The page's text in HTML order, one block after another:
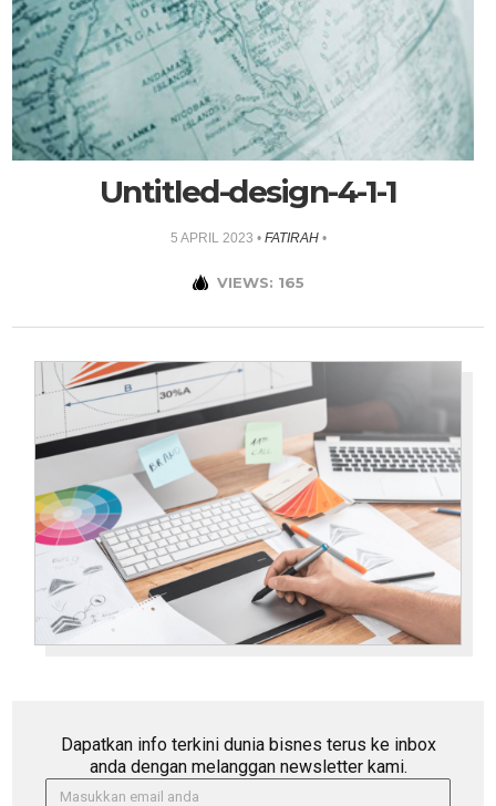
Untitled-design-4-1-1
5 APRIL 2023 • FATIRAH•
VIEWS: 165
Dapatkan info terkini dunia bisnes terus ke inbox
anda dengan melanggan newsletter kami.